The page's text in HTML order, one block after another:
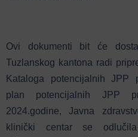
Ovi dokumenti bit će
Tuzlanskog kantona radi
Kataloga potencijalnih JPP
plan potencijalnih JPP
2024.godine, Javna
klinički centar se